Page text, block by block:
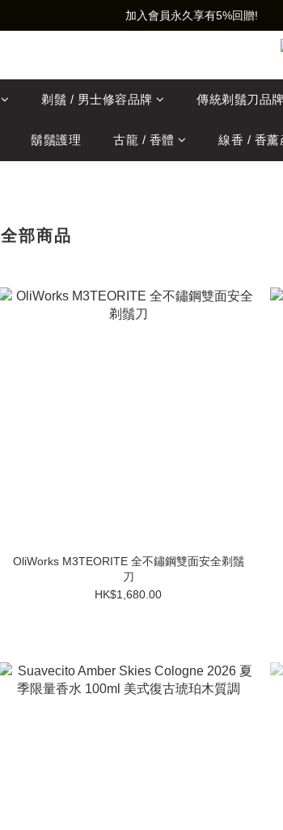
加入會員永久享有5%回贈!
剃鬚 / 男士修容品牌 傳統剃鬚刀品牌
鬍鬚護理 古龍 / 香體 線香 / 香薰
全部商品
OliWorks M3TEORITE 全不鏽鋼雙面安全剃鬚
刀
HK$1,680.00